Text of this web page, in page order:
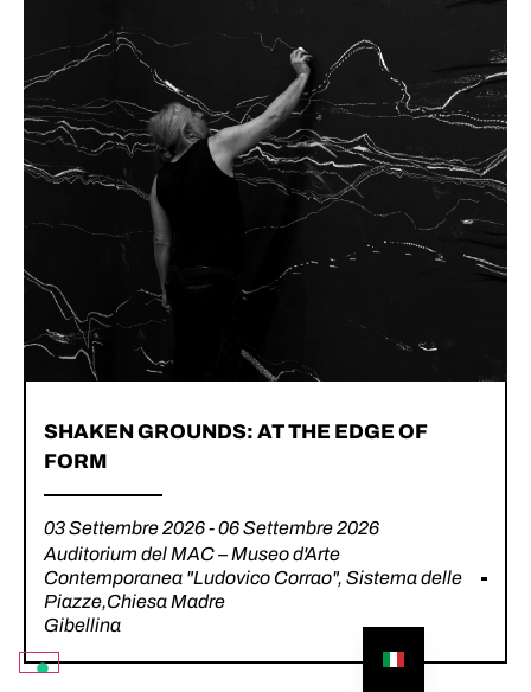
SHAKEN GROUNDS: AT THE EDGE OF
FORM
03 Settembre 2026 - 06 Settembre 2026
Auditorium del MAC – Museo d'Arte
Contemporanea "Ludovico Corrao", Sistema delle
Piazze,Chiesa Madre
Gibellina